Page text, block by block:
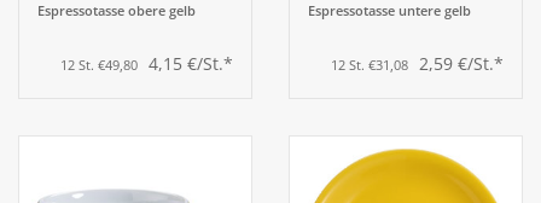
Berufsbekleidung
Espressotasse obere gelb
12 St. €49,80 4,15 €/St.*
Espressotasse untere gelb
12 St. €31,08 2,59 €/St.*